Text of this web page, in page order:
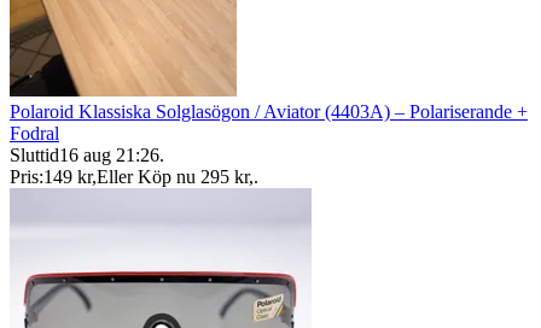
Polaroid Klassiska Solglasögon / Aviator (4403A) – Polariserande +
Fodral
Sluttid16 aug 21:26.
Pris:149 kr,Eller Köp nu 295 kr,.